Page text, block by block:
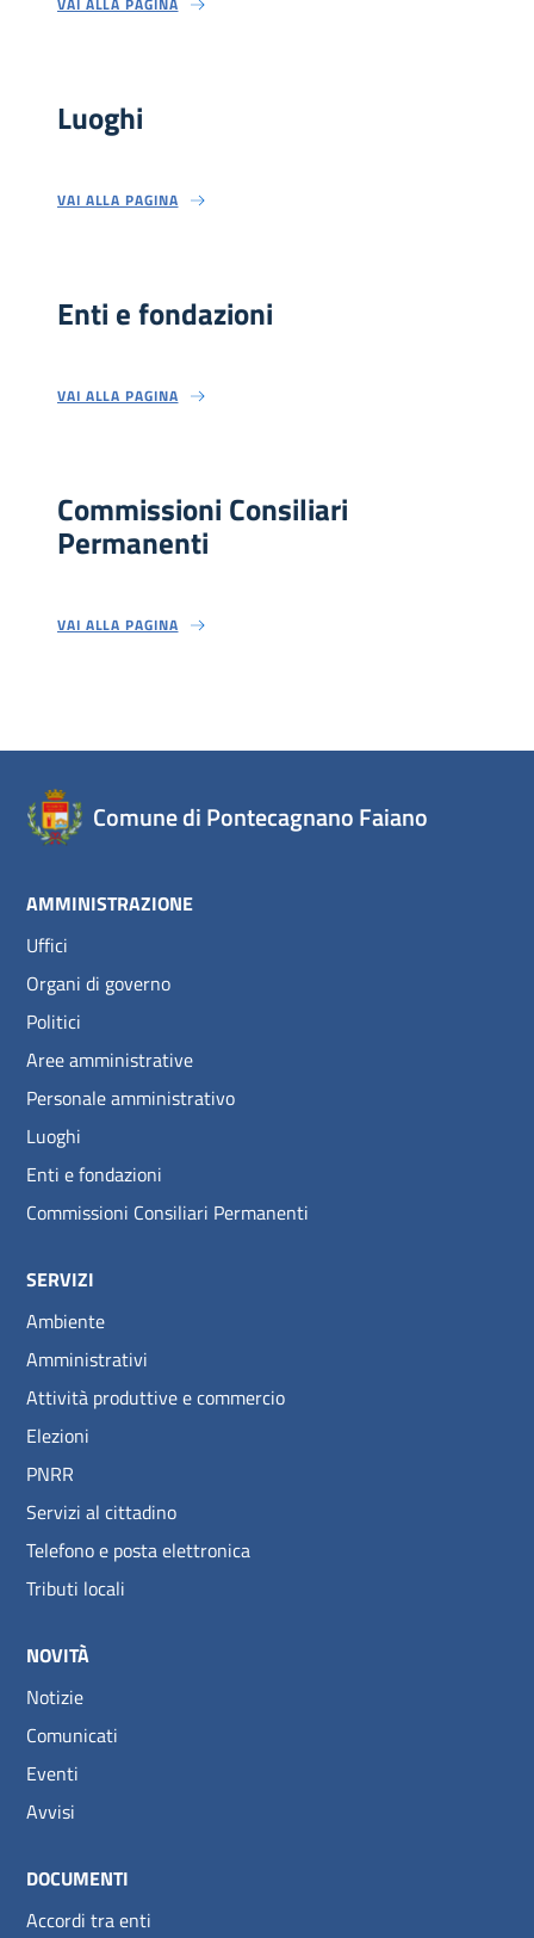
Luoghi
VAI ALLA PAGINA
Enti e fondazioni
VAI ALLA PAGINA
Commissioni Consiliari
Permanenti
VAI ALLA PAGINA
Comune di Pontecagnano Faiano
AMMINISTRAZIONE
Uffici
Organi di governo
Politici
Aree amministrative
Personale amministrativo
Luoghi
Enti e fondazioni
Commissioni Consiliari Permanenti
SERVIZI
Ambiente
Amministrativi
Attività produttive e commercio
Elezioni
PNRR
Servizi al cittadino
Telefono e posta elettronica
Tributi locali
NOVITÀ
Notizie
Comunicati
Eventi
Avvisi
DOCUMENTI
Accordi tra enti